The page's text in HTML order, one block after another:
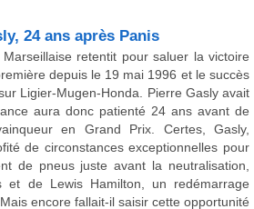
24 ans après Panis
retentit pour saluer la victoire
depuis le 19 mai 1996 et le succès
Ligier-Mugen-Honda. Pierre Gasly avait
aura donc patienté 24 ans avant de
en Grand Prix. Certes, Gasly,
de circonstances exceptionnelles pour
de pneus juste avant la neutralisation,
et de Lewis Hamilton, un redémarrage
encore fallait-il saisir cette opportunité